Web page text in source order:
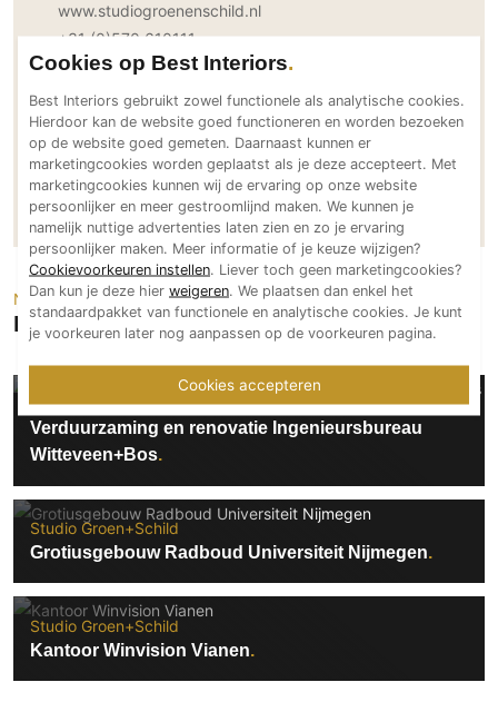
Afwerking
Wandafwerking
Beton Ciré
Behang / Wandtextiel
Natuursteen en keramiek
Leer
Schilderwerk
Stucwerk
Spuitwerk
Technologie
Thuisbioscoop
Domotica
Fitnessapparatuur
Wifi
Overig
Aannemers Interieur
Akoestiek
www.studiogroenenschild.nl
+31 (0)570 610111
Social Media
Neem direct contact op
Neem een kijkje
Projecten van Studio Groen+Schild
Studio Groen+Schild
Verduurzaming en renovatie Ingenieursbureau
Witteveen+Bos
Studio Groen+Schild
Grotiusgebouw Radboud Universiteit Nijmegen
Studio Groen+Schild
Kantoor Winvision Vianen
Cookies op Best Interiors
Best Interiors gebruikt zowel functionele als analytische cookies.
Hierdoor kan de website goed functioneren en worden bezoeken
op de website goed gemeten. Daarnaast kunnen er
marketingcookies worden geplaatst als je deze accepteert. Met
marketingcookies kunnen wij de ervaring op onze website
persoonlijker en meer gestroomlijnd maken. We kunnen je
namelijk nuttige advertenties laten zien en zo je ervaring
persoonlijker maken. Meer informatie of je keuze wijzigen?
Cookievoorkeuren instellen. Liever toch geen marketingcookies?
Dan kun je deze hier weigeren. We plaatsen dan enkel het
standaardpakket van functionele en analytische cookies. Je kunt
je voorkeuren later nog aanpassen op de voorkeuren pagina.
Cookies accepteren